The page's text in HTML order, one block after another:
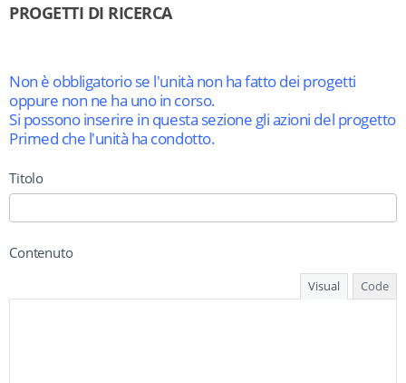
PROGETTI DI RICERCA
Non è obbligatorio se l'unità non ha fatto dei progetti
oppure non ne ha uno in corso.
Si possono inserire in questa sezione gli azioni del progetto
Primed che l'unità ha condotto.
Titolo
Contenuto
Visual Code